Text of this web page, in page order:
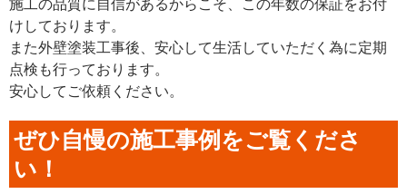
施工の品質に自信があるからこそ、この年数の保証をお付
けしております。
また外壁塗装工事後、安心して生活していただく為に定期
点検も行っております。
安心してご依頼ください。
ぜひ自慢の施工事例をご覧くださ
い！